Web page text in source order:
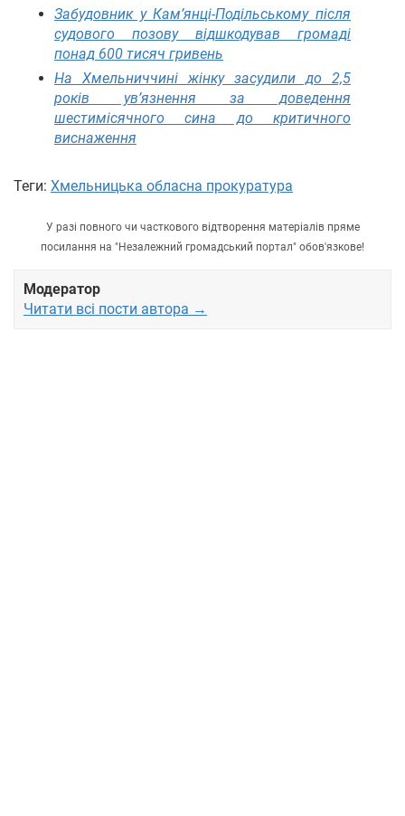
Забудовник у Кам’янці-Подільському після
судового позову відшкодував громаді
понад 600 тисяч гривень
На Хмельниччині жінку засудили до 2,5
років ув’язнення за доведення
шестимісячного сина до критичного
виснаження
Теги: Хмельницька обласна прокуратура
У разі повного чи часткового відтворення матеріалів пряме
посилання на "Незалежний громадський портал" обов'язкове!
Модератор
Читати всі пости автора →